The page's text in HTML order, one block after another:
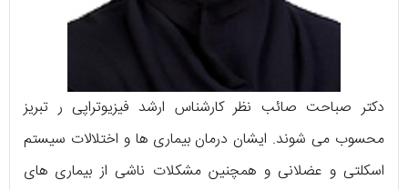
دکتر صباحت صائب نظر کارشناس ارشد فیزیوتراپی ر تبریز
محسوب می شوند. ایشان درمان بیماری ها و اختلالات سیستم
اسکلتی و عضلانی و همچنین مشکلات ناشی از بیماری های